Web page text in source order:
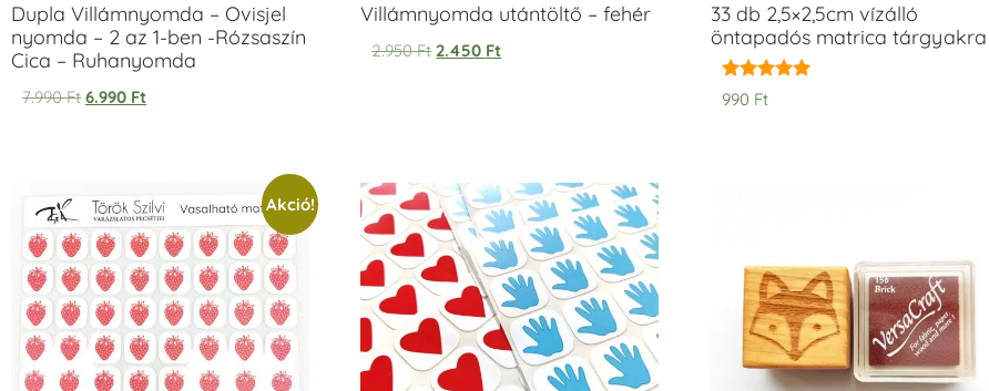
Dupla Villámnyomda – Ovisjel
nyomda – 2 az 1-ben -Rózsaszín
Cica – Ruhanyomda
7.990Ft 6.990 Ft
Villámnyomda utántöltő – fehér
2.950Ft 2.450 Ft
33 db 2,5×2,5cm vízálló
öntapadós matrica tárgyakra
Értékelés:
5.00
990 Ft
Akció!